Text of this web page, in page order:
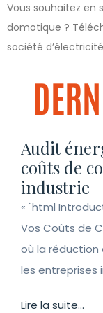
Vous souhaitez en
domotique ?
société d’électricité
Audit
coûts de
industrie
« `html
Vos Coûts de
où la
les entreprises
Lire la suite...